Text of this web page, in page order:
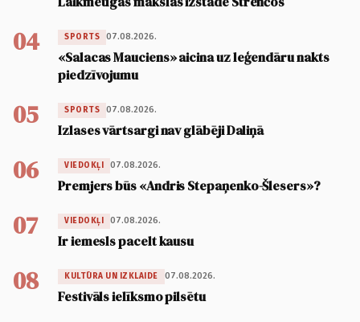
04 SPORTS 07.08.2026.
«Salacas Mauciens» aicina uz leģendāru nakts
piedzīvojumu
05 SPORTS 07.08.2026.
Izlases vārtsargi nav glābēji Daliņā
06 VIEDOKĻI 07.08.2026.
Premjers būs «Andris Stepaņenko-Šlesers»?
07 VIEDOKĻI 07.08.2026.
Ir iemesls pacelt kausu
08 KULTŪRA UN IZKLAIDE 07.08.2026.
Festivāls ielīksmo pilsētu